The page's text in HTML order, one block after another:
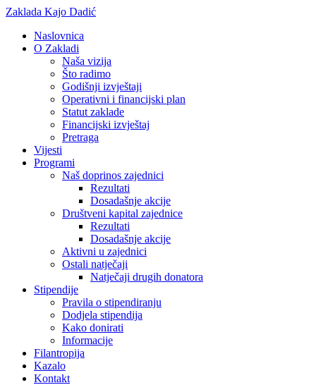
Zaklada Kajo Dadić
Naslovnica
O Zakladi
Naša vizija
Što radimo
Godišnji izvještaji
Operativni i financijski plan
Statut zaklade
Financijski izvještaj
Pretraga
Vijesti
Programi
Naš doprinos zajednici
Rezultati
Dosadašnje akcije
Društveni kapital zajednice
Rezultati
Dosadašnje akcije
Aktivni u zajednici
Ostali natječaji
Natječaji drugih donatora
Stipendije
Pravila o stipendiranju
Dodjela stipendija
Kako donirati
Informacije
Filantropija
Kazalo
Kontakt